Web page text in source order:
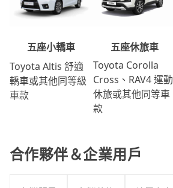
五座小轎車
Toyota Altis 舒適
轎車或其他同等級
車款
五座休旅車
Toyota Corolla
Cross、RAV4 運動
休旅或其他同等車
款
合作夥伴＆企業用戶